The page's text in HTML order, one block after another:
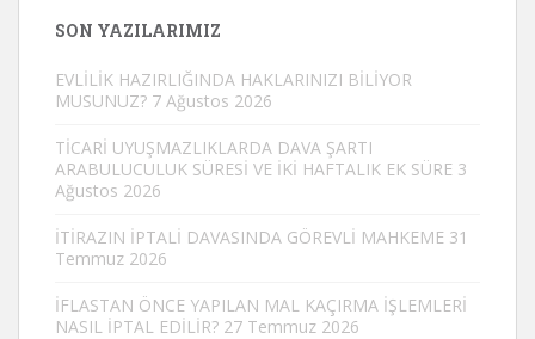
SON YAZILARIMIZ
EVLİLİK HAZIRLIĞINDA HAKLARINIZI BİLİYOR
MUSUNUZ? 7 Ağustos 2026
TİCARİ UYUŞMAZLIKLARDA DAVA ŞARTI
ARABULUCULUK SÜRESİ VE İKİ HAFTALIK EK SÜRE 3
Ağustos 2026
İTİRAZIN İPTALİ DAVASINDA GÖREVLİ MAHKEME 31
Temmuz 2026
İFLASTAN ÖNCE YAPILAN MAL KAÇIRMA İŞLEMLERİ
NASIL İPTAL EDİLİR? 27 Temmuz 2026